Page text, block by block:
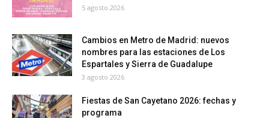
5 agosto 2026
Cambios en Metro de Madrid: nuevos
nombres para las estaciones de Los
Espartales y Sierra de Guadalupe
3 agosto 2026
Fiestas de San Cayetano 2026: fechas y
programa